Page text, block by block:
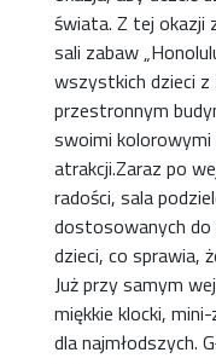
świata. Z tej okazji
sali zabaw
wszystkich dzieci z
przestronnym
swoimi
atrakcji.Zaraz po
radości, sala
dostosowanych
dzieci, co sprawia,
Już przy samym
miękkie klocki,
dla najmłodszych.